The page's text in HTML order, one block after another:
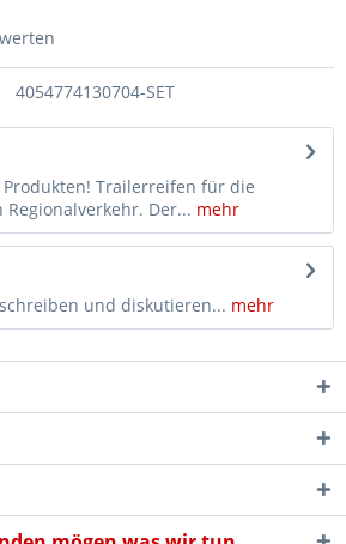
4054774130704-SET
Trailerreifen für die
Der... mehr
und diskutieren... mehr